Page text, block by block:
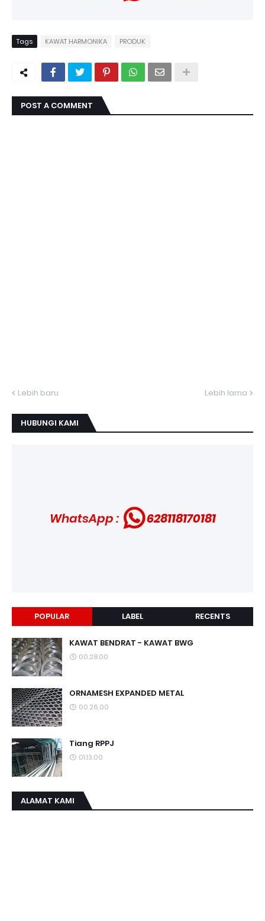
Tags KAWAT HARMONIKA PRODUK
POST A COMMENT
Lebih baru Lebih lama
HUBUNGI KAMI
WhatsApp : 628118170181
POPULAR LABEL RECENTS
KAWAT BENDRAT - KAWAT BWG
00.28.00
ORNAMESH EXPANDED METAL
00.26.00
Tiang RPPJ
01.13.00
ALAMAT KAMI